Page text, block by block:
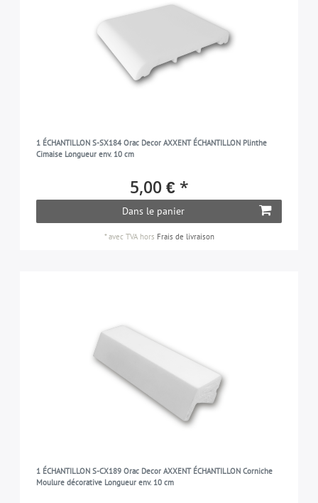
1 ÉCHANTILLON S-SX184 Orac Decor AXXENT ÉCHANTILLON Plinthe
Cimaise Longueur env. 10 cm
5,00 € *
Dans le panier
*avec TVAhors Frais de livraison
1 ÉCHANTILLON S-CX189 Orac Decor AXXENT ÉCHANTILLON Corniche
Moulure décorative Longueur env. 10 cm